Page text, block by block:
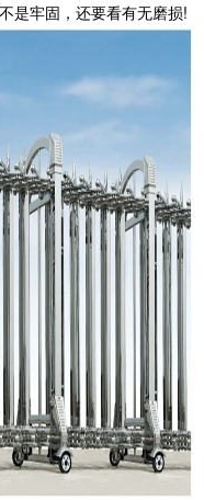
是牢固，还要看有无磨损!